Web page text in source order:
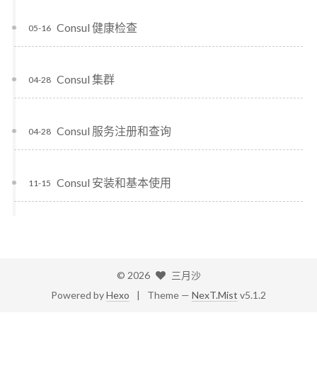
Consul 健康检查
05-16
Consul 集群
04-28
Consul 服务注册和查询
04-28
Consul 安装和基本使用
11-15
© 2026
三月沙
Powered byHexo | Theme — NexT.Mist v5.1.2